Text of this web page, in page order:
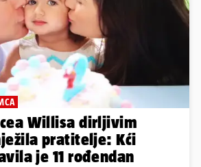
Willisa dirljivim
pratitelje: Kći
je 11 rođendan